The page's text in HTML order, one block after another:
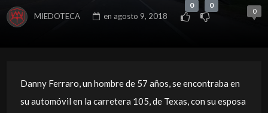
MIEDOTECA en agosto 9, 2018
0 0
0
Danny Ferraro, un hombre de 57 años, se encontraba en
su automóvil en la carretera 105, de Texas, con su esposa